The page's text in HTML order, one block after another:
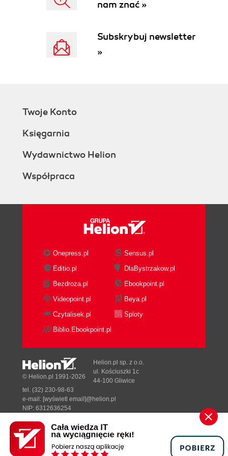
Menedżery układu (167)
Rozdział 8. Biblioteka SWT - część druga (175)
Okna dialogowe (189)
SWT (193)
Pierwsza strona JSP (199)
Wtyczka Sysdeo Tomcat (209)
Dystrybucja aplikacji sieciowych (216)
Rozdział 10. Eclipse i Struts (219)
Przykład aplikacji Struts (219)
Widok (222)
Model (228)
Wtyczka Easy Struts (232)
Rozdział 11. Tworzenie wtyczek - Plug-in
Development Environment (239)
Niezbędny plik plugin.xml (240)
Środowisko tworzenia wtyczek (PDE) (241)
Platforma testowa (245)
Wtyczka typu Standard Plug-in (247)
(257)
Edytor wielostronicowy (257)
nam znać »
Subskrybuj newsletter
»
Twoje Konto
Księgarnia
Wydawnictwo Helion
Współpraca
Onepress.pl
Sensus.pl
Editio.pl
DlaBystrzakow.pl
Bezdroza.pl
Ebookpoint.pl
Videopoint.pl
Beya.pl
Czytalisek.pl
Sploty
Biblio.Ebookpoint.pl
Designed with ♥ byTonik.pl
© Helion.pl 1991-2026
Helion.pl sp. z o.o.
ul. Kościuszki 1c
44-100 Gliwice
tel. (32) 230-98-63
e-mail: [wyświetl email]@helion.pl
NIP: 6312636254